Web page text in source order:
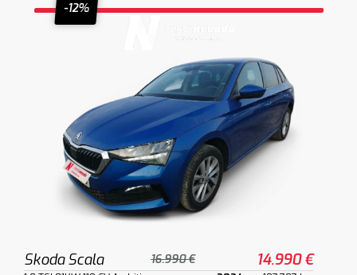
-12%
Skoda Scala 16.990 € 14.990 €